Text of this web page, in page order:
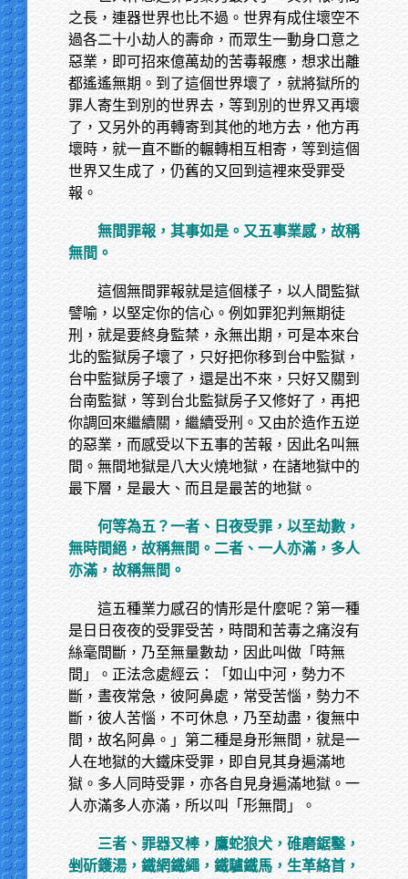
之長，連器世界也比不過。世界有成住壞空不
過各二十小劫人的壽命，而眾生一動身口意之
惡業，即可招來億萬劫的苦毒報應，想求出離
都遙遙無期。到了這個世界壞了，就將獄所的
罪人寄生到別的世界去，等到別的世界又再壞
了，又另外的再轉寄到其他的地方去，他方再
壞時，就一直不斷的輾轉相互相寄，等到這個
世界又生成了，仍舊的又回到這裡來受罪受
報。
無間罪報，其事如是。又五事業感，故稱
無間。
這個無間罪報就是這個樣子，以人間監獄
譬喻，以堅定你的信心。例如罪犯判無期徒
刑，就是要終身監禁，永無出期，可是本來台
北的監獄房子壞了，只好把你移到台中監獄，
台中監獄房子壞了，還是出不來，只好又關到
台南監獄，等到台北監獄房子又修好了，再把
你調回來繼續關，繼續受刑。又由於造作五逆
的惡業，而感受以下五事的苦報，因此名叫無
間。無間地獄是八大火燒地獄，在諸地獄中的
最下層，是最大、而且是最苦的地獄。
何等為五？一者、日夜受罪，以至劫數，
無時間絕，故稱無間。二者、一人亦滿，多人
亦滿，故稱無間。
這五種業力感召的情形是什麼呢？第一種
是日日夜夜的受罪受苦，時間和苦毒之痛沒有
絲毫間斷，乃至無量數劫，因此叫做「時無
間」。正法念處經云：「如山中河，勢力不
斷，晝夜常急，彼阿鼻處，常受苦惱，勢力不
斷，彼人苦惱，不可休息，乃至劫盡，復無中
間，故名阿鼻。」第二種是身形無間，就是一
人在地獄的大鐵床受罪，即自見其身遍滿地
獄。多人同時受罪，亦各自見身遍滿地獄。一
人亦滿多人亦滿，所以叫「形無間」。
三者、罪器叉棒，鷹蛇狼犬，碓磨鋸鑿，
剉斫鑊湯，鐵網鐵繩，鐵驢鐵馬，生革絡首，